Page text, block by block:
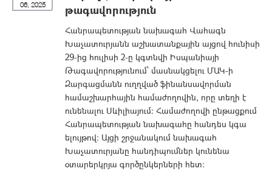
06, 2025
թագավորություն
Հանրապետության նախագահ Վահագն
Խաչատուրյանն աշխատանքային այցով հունիսի
29-ից հուլիսի 2-ը կգտնվի Իսպանիայի
Թագավորությունում՝ մասնակցելու ՄԱԿ-ի
Զարգացմանն ուղղված ֆինանսավորման
համաշխարհային համաժողովին, որը տեղի է
ունենալու Սևիլիայում: Համաժողովի ընթացքում
Հանրապետության նախագահը հանդես կգա
ելույթով: Այցի շրջանակում նախագահ
Խաչատուրյանը հանդիպումներ կունենա
օտարերկրյա գործընկերների հետ։